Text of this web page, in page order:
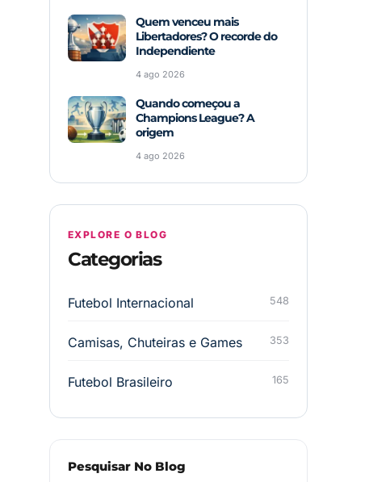
Quem venceu mais
Libertadores? O recorde do
Independiente
4 ago 2026
Quando começou a
Champions League? A
origem
4 ago 2026
EXPLORE O BLOG
Categorias
Futebol Internacional 548
Camisas, Chuteiras e Games 353
Futebol Brasileiro 165
Pesquisar No Blog